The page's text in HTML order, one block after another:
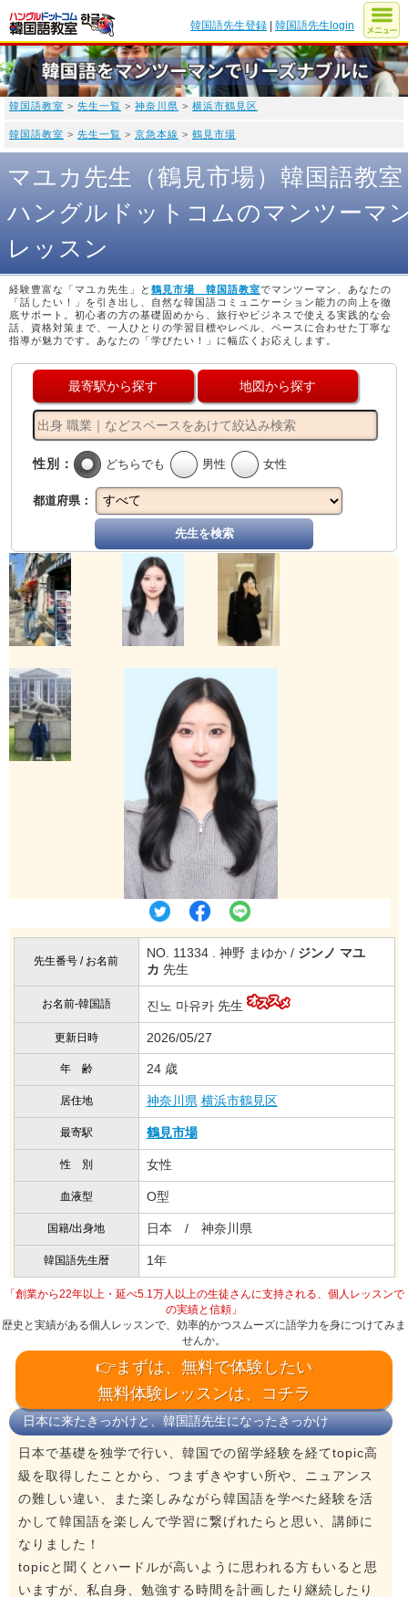
韓国語先生登録 |韓国語先生login
韓国語教室 > 先生一覧 > 神奈川県 > 横浜市鶴見区
韓国語教室 > 先生一覧 > 京急本線 > 鶴見市場
マユカ先生（鶴見市場）韓国語教室
ハングルドットコムのマンツーマ
レッスン
経験豊富な「マユカ先生」と 鶴見市場 韓国語教室でマンツーマン、あなたの
「話したい！」を引き出し、自然な韓国語コミュニケーション能力の向上を徹
底サポート。初心者の方の基礎固めから、旅行やビジネスで使える実践的な会
話、資格対策まで、一人ひとりの学習目標やレベル、ペースに合わせた丁寧な
指導が魅力です。あなたの「学びたい！」に幅広くお応えします。
最寄駅から探す 地図から探す
性別： どちらでも 男性 女性
都道府県：
先生を検索
先生番号 / お名前
NO. 11334 . 神野 まゆか / ジンノ マユ
カ 先生
お名前-韓国語 진노 마유카 先生
更新日時 2026/05/27
年 齢 24 歳
居住地 神奈川県 横浜市鶴見区
最寄駅 鶴見市場
性 別 女性
血液型 O型
国籍/出身地 日本 / 神奈川県
韓国語先生暦 1年
「創業から22年以上・延べ5.1万人以上の生徒さんに支持される、個人レッスンで
の実績と信頼」
歴史と実績がある個人レッスンで、効率的かつスムーズに語学力を身につけてみま
せんか。
👉まずは、無料で体験したい
無料体験レッスンは、コチラ
日本に来たきっかけと、韓国語先生になったきっかけ
日本で基礎を独学で行い、韓国での留学経験を経てtopic高
級を取得したことから、つまずきやすい所や、ニュアンス
の難しい違い、また楽しみながら韓国語を学べた経験を活
かして韓国語を楽しんで学習に繋げれたらと思い、講師に
なりました！
topicと聞くとハードルが高いように思われる方もいると思
いますが、私自身、勉強する時間を計画したり継続したり